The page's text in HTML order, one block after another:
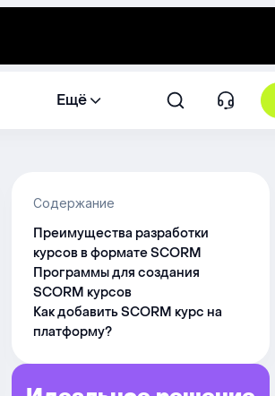
Ещё
Содержание
Преимущества разработки
курсов в формате SCORM
Программы для создания
SCORM курсов
Как добавить SCORM курс на
платформу?